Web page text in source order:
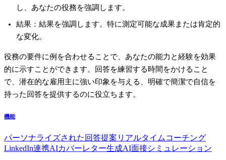
し、あなたの役務を強調します。
結果 ：結果を強調します。特に測定可能な成果または肯定的
な変化。
役務の要件に例を合わせることで、あなたの能力と経験を効果
的に示すことができます。回答を練習する時間をかけること
で、潜在的な雇用主に強い印象を与える、明確で簡潔で自信を
持った回答を提供するのに役立ちます。
機能
パーソナライズされた回答提案 リアルタイムコーチング
LinkedIn連携AIカバーレター生成AI面接シミュレーション